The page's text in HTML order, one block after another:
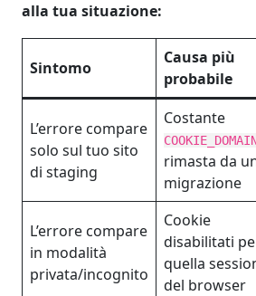
alla tua situazione:
Sintomo
Causa più
probabile
L’errore compare
solo sul tuo sito
di staging
Costante
rimasta da
migrazione
L’errore compare
in modalità
privata/incognito
Cookie
disabilitati
quella
del browser